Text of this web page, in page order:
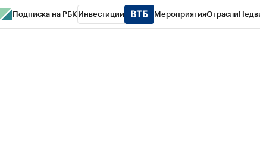
Подписка на РБК Инвестиции МероприятияОтрасли